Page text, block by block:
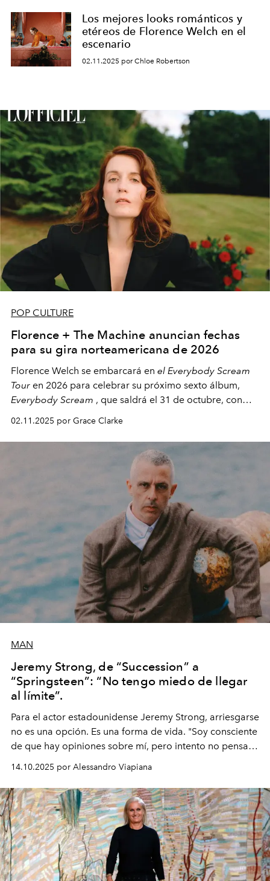
Los mejores looks románticos y
etéreos de Florence Welch en el
escenario
02.11.2025 por Chloe Robertson
POP CULTURE
Florence + The Machine anuncian fechas
para su gira norteamericana de 2026
Florence Welch se embarcará en el Everybody Scream
Tour en 2026 para celebrar su próximo sexto álbum,
Everybody Scream , que saldrá el 31 de octubre, con
fechas en Norteamérica a partir de abril del próximo
02.11.2025 por Grace Clarke
MAN
Jeremy Strong, de “Succession” a
“Springsteen”: “No tengo miedo de llegar
al límite”.
Para el actor estadounidense Jeremy Strong, arriesgarse
no es una opción. Es una forma de vida. "Soy consciente
de que hay opiniones sobre mí, pero intento no pensar
demasiado en cómo me perciben. Creo que es una
pérdida de tiempo", afirma.
14.10.2025 por Alessandro Viapiana